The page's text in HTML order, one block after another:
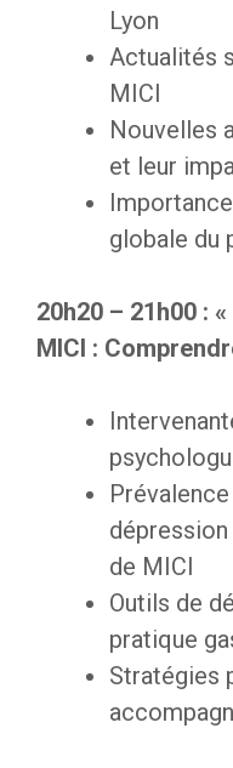
Lyon
Actualités
MICI
Nouvelles
et leur
globale du
20h20 – 21h00 :
MICI :
de MICI
Outils de
pratique
Stratégies